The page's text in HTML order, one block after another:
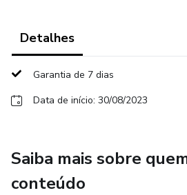
Detalhes
Garantia de 7 dias
Data de início: 30/08/2023
Saiba mais sobre
conteúdo